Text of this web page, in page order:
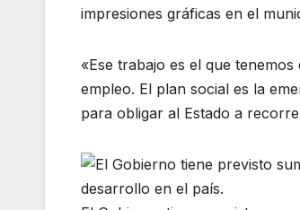
impresiones gráficas en el
«Ese trabajo es el que
empleo. El plan social es la
para obligar al Estado a